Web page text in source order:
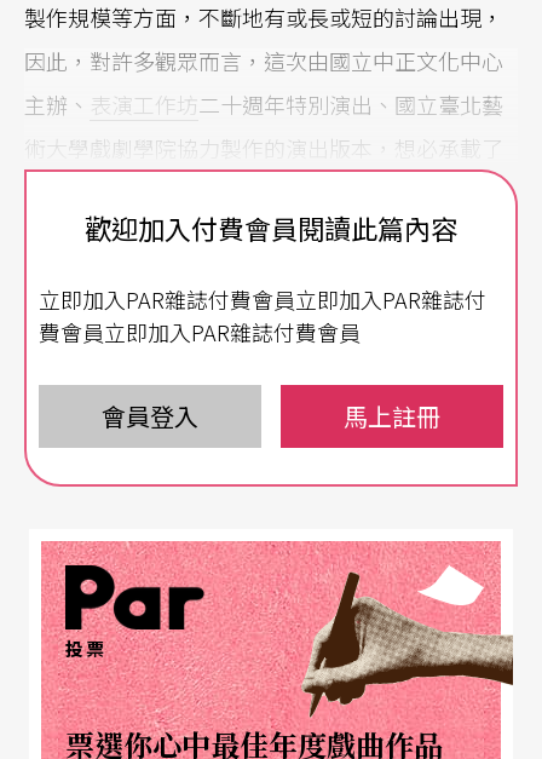
製作規模等方面，不斷地有或長或短的討論出現，
因此，對許多觀眾而言，這次由國立中正文化中心
主辦、 表演工作坊二十週年特別演出、國立臺北藝
術大學戲劇學院協力製作的演出版本，想必承載了
就戲論戲，這次的演出整體而言，的確是有些瑕疵
半場，新生代演員朱宏章所飾演的五號病人，向女
醫生講述自己的早年的生命故事，故事中的五號卻
太合乎常理；連帶造成五號（金士傑）在巴黎遇上
江紅（徐堰鈴）之後，總讓人有種「老牛吃嫩草」
的感覺；同是徐堰鈴飾演的江紅，相較於五年前，
現在則變得女性化多了，若此，似乎可以不必然是
六四學運流亡海外的學生，畢竟「六四」給世人的
歡迎加入付費會員閱讀此篇內容
立即加入PAR雜誌付費會員立即加入PAR雜誌付
費會員立即加入PAR雜誌付費會員
會員登入 馬上註冊
投票
票選你心中最佳年度戲曲作品